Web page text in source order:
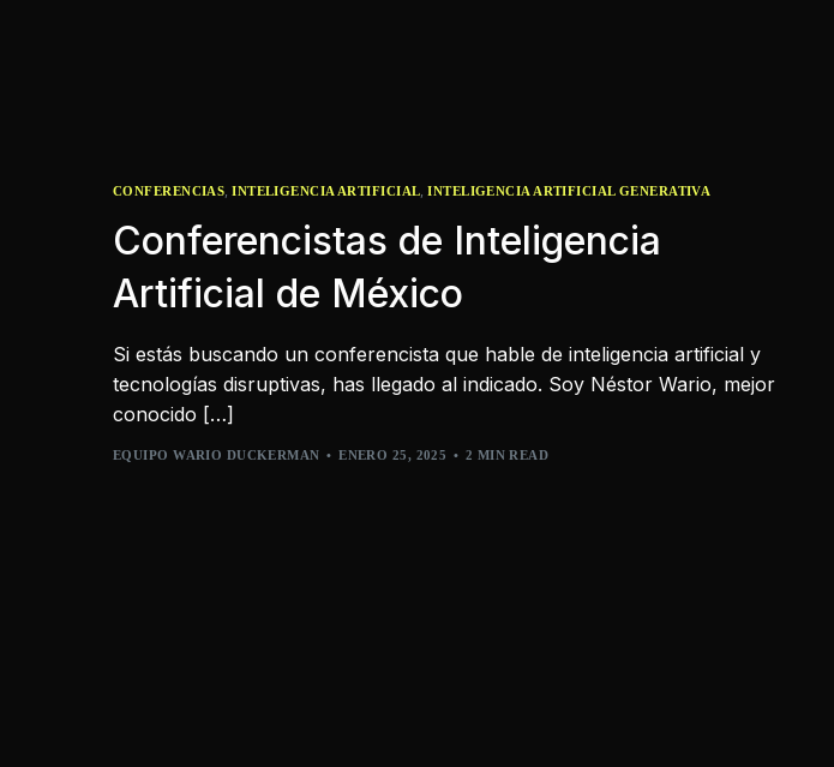
CONFERENCIAS ,INTELIGENCIA ARTIFICIAL ,INTELIGENCIA ARTIFICIAL GENERATIVA
Conferencistas de Inteligencia
Artificial de México
Si estás buscando un conferencista que hable de inteligencia artificial y
tecnologías disruptivas, has llegado al indicado. Soy Néstor Wario, mejor
conocido […]
EQUIPO WARIO DUCKERMAN ENERO 25, 2025 2 MIN READ